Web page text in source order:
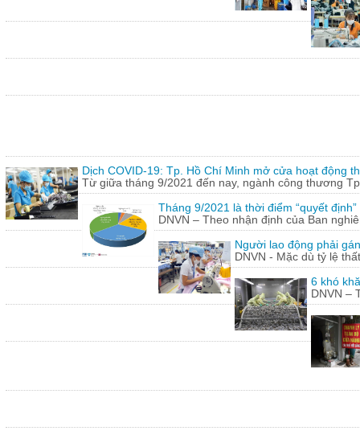
Dịch COVID-19: Tp. Hồ Chí Minh mở cửa hoạt động
Từ giữa tháng 9/2021 đến nay, ngành công thương
Tháng 9/2021 là thời điểm “quyết
DNVN – Theo nhận định của Ban
Người lao động phải
DNVN - Mặc dù tỷ lệ
6 khó
DNVN –